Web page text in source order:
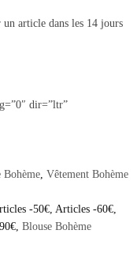
article dans les 14 jours
dir=”ltr”
Bohème, Vêtement Bohème
-50€, Articles -60€,
, Blouse Bohème